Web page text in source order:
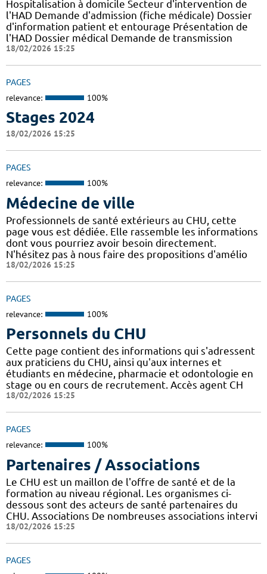
Hospitalisation à domicile Secteur d'intervention de
l'HAD Demande d'admission (fiche médicale) Dossier
d'information patient et entourage Présentation de
l'HAD Dossier médical Demande de transmission
18/02/2026 15:25
PAGES
relevance: 100%
Stages 2024
18/02/2026 15:25
PAGES
relevance: 100%
Médecine de ville
Professionnels de santé extérieurs au CHU, cette
page vous est dédiée. Elle rassemble les informations
dont vous pourriez avoir besoin directement.
N'hésitez pas à nous faire des propositions d'amélio
18/02/2026 15:25
PAGES
relevance: 100%
Personnels du CHU
Cette page contient des informations qui s'adressent
aux praticiens du CHU, ainsi qu'aux internes et
étudiants en médecine, pharmacie et odontologie en
stage ou en cours de recrutement. Accès agent CH
18/02/2026 15:25
PAGES
relevance: 100%
Partenaires / Associations
Le CHU est un maillon de l'offre de santé et de la
formation au niveau régional. Les organismes ci-
dessous sont des acteurs de santé partenaires du
CHU. Associations De nombreuses associations intervi
18/02/2026 15:25
PAGES